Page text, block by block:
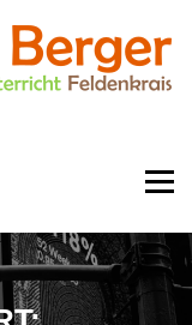
Menü